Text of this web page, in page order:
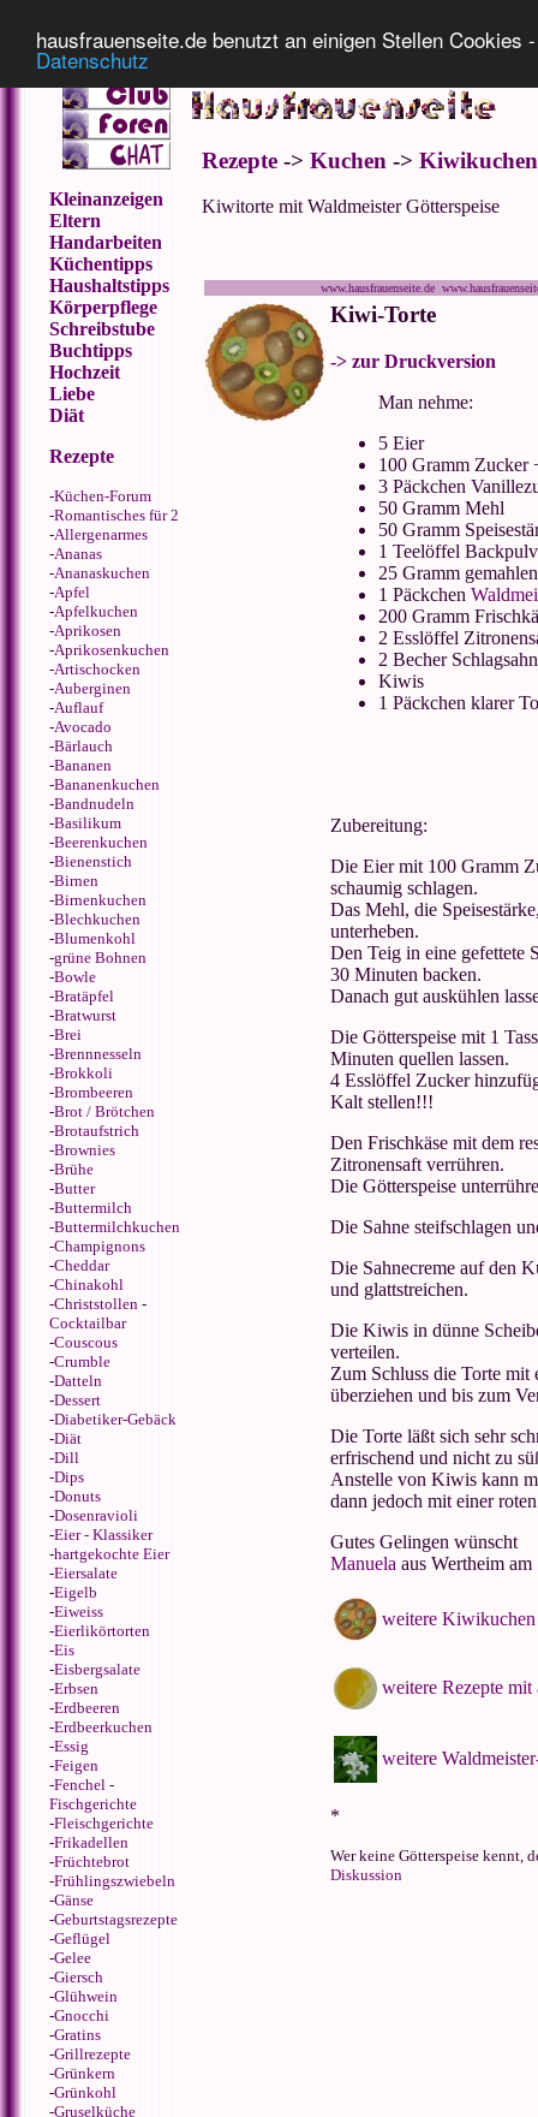
hausfrauenseite.de benutzt an einigen Stellen
Datenschutz
Kleinanzeigen
Eltern
Handarbeiten
Küchentipps
Haushaltstipps
Körperpflege
Schreibstube
Buchtipps
Hochzeit
Liebe
Diät
Rezepte
-Küchen-Forum
-Romantisches für 2
-Allergenarmes
-Ananas
-Ananaskuchen
-Apfel
-Apfelkuchen
-Aprikosen
-Aprikosenkuchen
-Artischocken
-Auberginen
-Auflauf
-Avocado
-Bärlauch
-Bananen
-Bananenkuchen
-Bandnudeln
-Basilikum
-Beerenkuchen
-Bienenstich
-Birnen
-Birnenkuchen
-Blechkuchen
-Blumenkohl
-grüne Bohnen
-Bowle
-Bratäpfel
-Bratwurst
-Brei
-Brennnesseln
-Brokkoli
-Brombeeren
-Brot / Brötchen
-Brotaufstrich
-Brownies
-Brühe
-Butter
-Buttermilch
-Buttermilchkuchen
-Champignons
-Cheddar
-Chinakohl
-Christstollen -
Cocktailbar
-Couscous
-Crumble
-Datteln
-Dessert
-Diabetiker-Gebäck
-Diät
-Dill
-Dips
-Donuts
-Dosenravioli
-Eier - Klassiker
-hartgekochte Eier
-Eiersalate
-Eigelb
-Eiweiss
-Eierlikörtorten
-Eis
-Eisbergsalate
-Erbsen
-Erdbeeren
-Erdbeerkuchen
-Essig
-Feigen
-Fenchel -
Fischgerichte
-Fleischgerichte
-Frikadellen
-Früchtebrot
-Frühlingszwiebeln
-Gänse
-Geburtstagsrezepte
-Geflügel
-Gelee
-Giersch
-Glühwein
-Gnocchi
-Gratins
-Grillrezepte
-Grünkern
-Grünkohl
-Gruselküche
Rezepte -> Kuchen ->
Kiwitorte mit Waldmeister Götterspeise
www.hausfrauenseite.de
Kiwi-Torte
-> zur Druckversion
Man nehme:
5 Eier
100 Gramm Zucker
3 Päckchen
50 Gramm Mehl
50 Gramm
1 Teelöffel
25 Gramm
1 Päckchen
200 Gramm
2 Esslöffel
2 Becher
Kiwis
1 Päckchen klarer
Zubereitung:
Die Eier mit 100 Gramm
schaumig schlagen.
Das Mehl, die
unterheben.
Den Teig in eine gefettete
30 Minuten backen.
Danach gut auskühlen
Die Götterspeise mit 1
Minuten quellen lassen.
4 Esslöffel Zucker
Kalt stellen!!!
Den Frischkäse mit dem
Zitronensaft verrühren.
Die Götterspeise
Die Sahne steifschlagen
Die Sahnecreme auf den
und glattstreichen.
Die Kiwis in dünne
verteilen.
Zum Schluss die Torte mit
überziehen und bis zum
Die Torte läßt sich sehr
erfrischend und nicht zu
Anstelle von Kiwis kann
dann jedoch mit einer
Gutes Gelingen wünscht
Manuela aus Wertheim
weitere Kiwikuchen
weitere Rezepte mit
weitere
*
Wer keine Götterspeise kennt,
Diskussion